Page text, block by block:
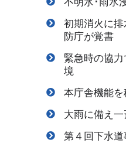
初期消火に
防庁が覚書
緊急時の協
境
本庁舎機能
大雨に備え
第４回下水